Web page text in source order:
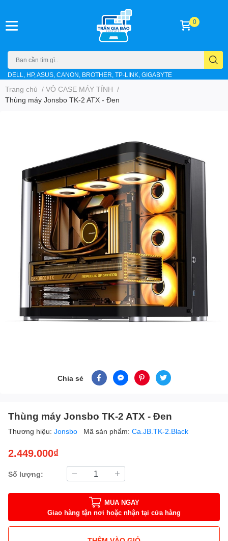
DELL, HP, ASUS, CANON, BROTHER, TP-LINK, GIGABYTE
0
Trang chủ / VỎ CASE MÁY TÍNH /
Thùng máy Jonsbo TK-2 ATX - Đen
Chia sẻ
Thùng máy Jonsbo TK-2 ATX - Đen
Thương hiệu: Jonsbo Mã sản phẩm: Ca.JB.TK-2.Black
2.449.000₫
Số lượng:
MUA NGAY
Giao hàng tận nơi hoặc nhận tại cửa hàng